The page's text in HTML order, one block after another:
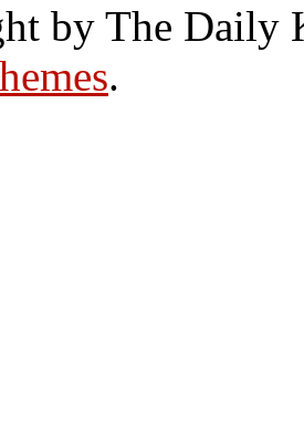
by The Daily
.